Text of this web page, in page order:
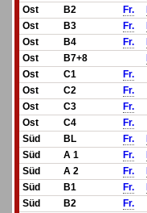
Ost
B2 Fr.
Ost
B3 Fr.
Ost
B4 Fr.
Ost
B7+8
Ost
C1
Fr.
Ost
C2
Fr.
Ost
C3
Fr.
Ost
C4
Fr.
Süd
BL Fr.
Süd
A 1 Fr.
Süd
A 2 Fr.
Süd
B1 Fr.
Süd
B2
Fr.